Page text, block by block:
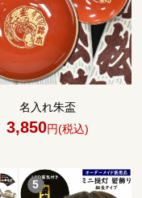
名入れ朱盃
3,850円(税込)